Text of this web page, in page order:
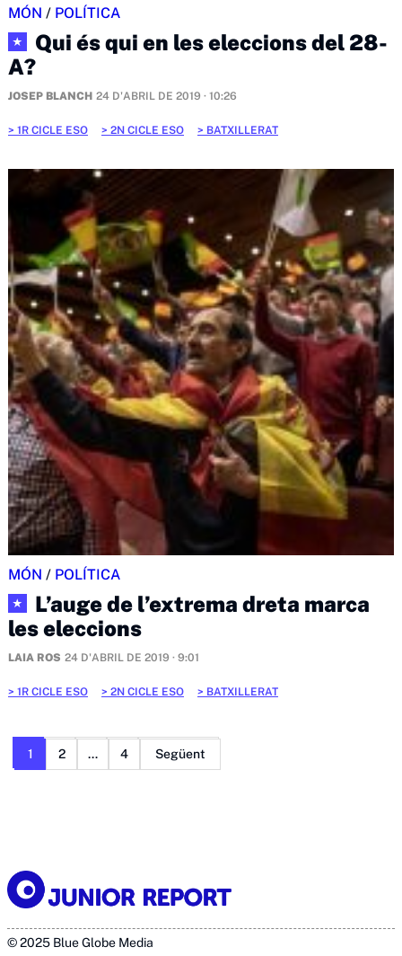
MÓN / POLÍTICA
★
Qui és qui en les eleccions del 28-
A?
JOSEP BLANCH 24 D'ABRIL DE 2019 · 10:26
1R CICLE ESO 2N CICLE ESO BATXILLERAT
MÓN / POLÍTICA
★
L’auge de l’extrema dreta marca
les eleccions
LAIA ROS 24 D'ABRIL DE 2019 · 9:01
1R CICLE ESO 2N CICLE ESO BATXILLERAT
Paginació
1 2 … 4 Següent
© 2025 Blue Globe Media